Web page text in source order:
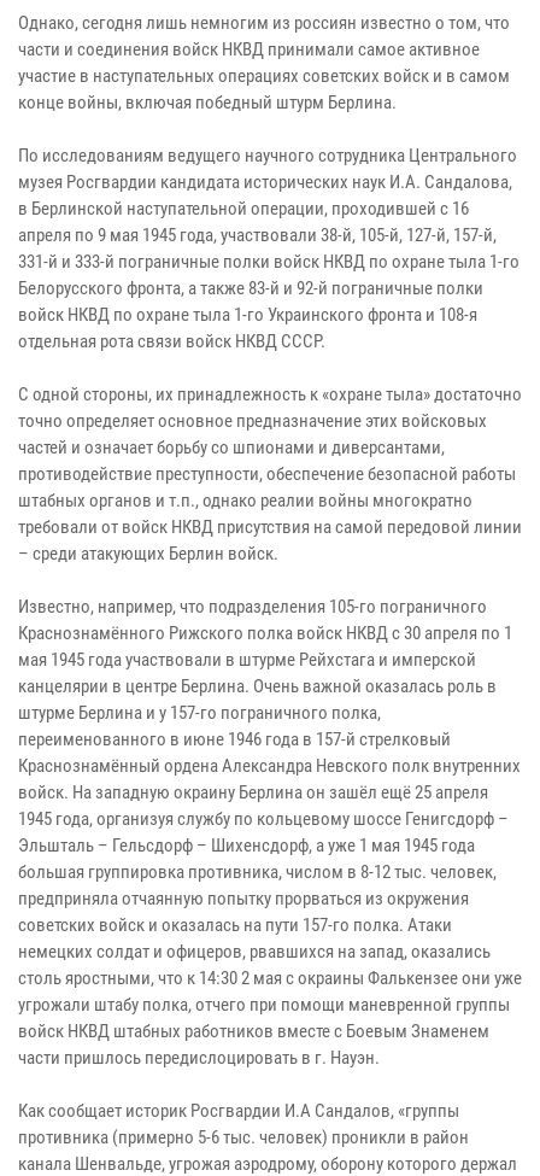
Однако, сегодня лишь немногим из россиян известно о том, что
части и соединения войск НКВД принимали самое активное
участие в наступательных операциях советских войск и в самом
конце войны, включая победный штурм Берлина.
По исследованиям ведущего научного сотрудника Центрального
музея Росгвардии кандидата исторических наук И.А. Сандалова,
в Берлинской наступательной операции, проходившей с 16
апреля по 9 мая 1945 года, участвовали 38-й, 105-й, 127-й, 157-й,
331-й и 333-й пограничные полки войск НКВД по охране тыла 1-го
Белорусского фронта, а также 83-й и 92-й пограничные полки
войск НКВД по охране тыла 1-го Украинского фронта и 108-я
отдельная рота связи войск НКВД СССР.
С одной стороны, их принадлежность к «охране тыла» достаточно
точно определяет основное предназначение этих войсковых
частей и означает борьбу со шпионами и диверсантами,
противодействие преступности, обеспечение безопасной работы
штабных органов и т.п., однако реалии войны многократно
требовали от войск НКВД присутствия на самой передовой линии
– среди атакующих Берлин войск.
Известно, например, что подразделения 105-го пограничного
Краснознамённого Рижского полка войск НКВД с 30 апреля по 1
мая 1945 года участвовали в штурме Рейхстага и имперской
канцелярии в центре Берлина. Очень важной оказалась роль в
штурме Берлина и у 157-го пограничного полка,
переименованного в июне 1946 года в 157-й стрелковый
Краснознамённый ордена Александра Невского полк внутренних
войск. На западную окраину Берлина он зашёл ещё 25 апреля
1945 года, организуя службу по кольцевому шоссе Генигсдорф –
Эльшталь – Гельсдорф – Шихенсдорф, а уже 1 мая 1945 года
большая группировка противника, числом в 8-12 тыс. человек,
предприняла отчаянную попытку прорваться из окружения
советских войск и оказалась на пути 157-го полка. Атаки
немецких солдат и офицеров, рвавшихся на запад, оказались
столь яростными, что к 14:30 2 мая с окраины Фалькензее они уже
угрожали штабу полка, отчего при помощи маневренной группы
войск НКВД штабных работников вместе с Боевым Знаменем
части пришлось передислоцировать в г. Науэн.
Как сообщает историк Росгвардии И.А Сандалов, «группы
противника (примерно 5-6 тыс. человек) проникли в район
канала Шенвальде, угрожая аэродрому, оборону которого держал